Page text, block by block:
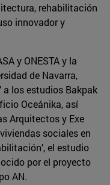
rehabilitación
innovador y
y ONESTA y la
de Navarra,
a los estudios Bakpak
Oceánika, así
Arquitectos y Exe
sociales en
el estudio
por el proyecto
AN.